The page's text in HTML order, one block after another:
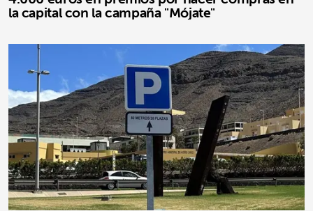
la capital con la campaña "Mójate"